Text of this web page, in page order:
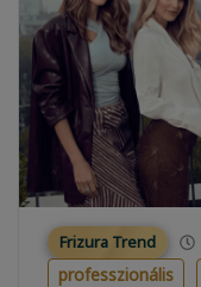
Frizura Trend
professzionális